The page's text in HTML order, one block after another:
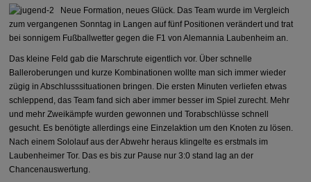
Neue Formation, neues Glück. Das Team wurde im Vergleich
zum vergangenen Sonntag in Langen auf fünf Positionen verändert und trat
bei sonnigem Fußballwetter gegen die F1 von Alemannia Laubenheim an.
Das kleine Feld gab die Marschrute eigentlich vor. Über schnelle
Balleroberungen und kurze Kombinationen wollte man sich immer wieder
zügig in Abschlusssituationen bringen. Die ersten Minuten verliefen etwas
schleppend, das Team fand sich aber immer besser im Spiel zurecht. Mehr
und mehr Zweikämpfe wurden gewonnen und Torabschlüsse schnell
gesucht. Es benötigte allerdings eine Einzelaktion um den Knoten zu lösen.
Nach einem Sololauf aus der Abwehr heraus klingelte es erstmals im
Laubenheimer Tor. Das es bis zur Pause nur 3:0 stand lag an der
Chancenauswertung.